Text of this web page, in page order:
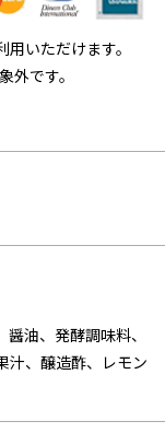
いただけます。
です。
油、発酵調味料、
汁、醸造酢、レモン